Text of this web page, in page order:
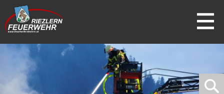
direkt zur Navigation
direkt zum Inhalt